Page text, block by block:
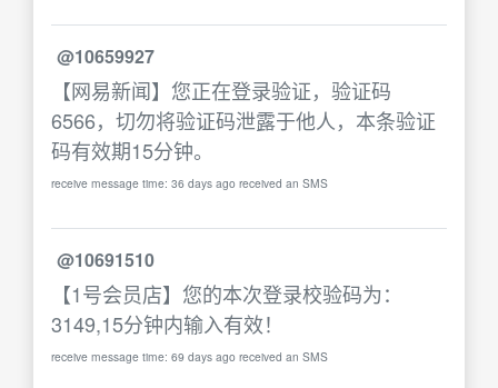
@10659927
【网易新闻】您正在登录验证，验证码
6566，切勿将验证码泄露于他人，本条验证
码有效期15分钟。
receive message time: 36 days ago received an SMS
@10691510
【1号会员店】您的本次登录校验码为：
3149,15分钟内输入有效！
receive message time: 69 days ago received an SMS